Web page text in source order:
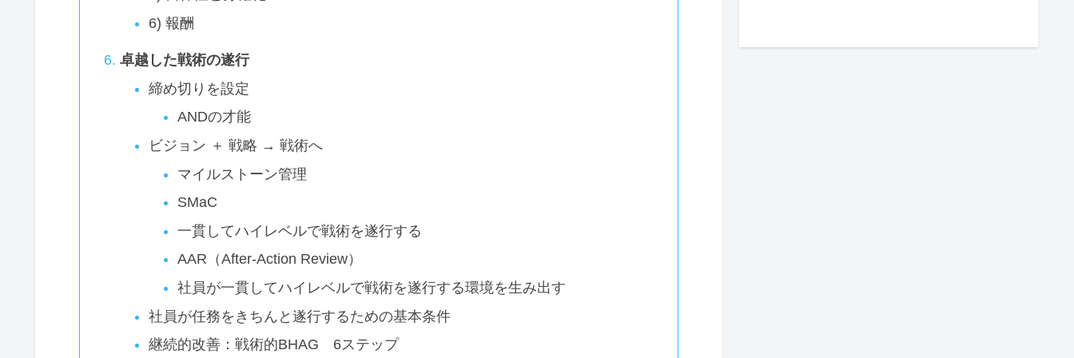
6) 報酬
卓越した戦術の遂行
締め切りを設定
ANDの才能
ビジョン ＋ 戦略 → 戦術へ
マイルストーン管理
SMaC
一貫してハイレベルで戦術を遂行する
AAR（After-Action Review）
社員が一貫してハイレベルで戦術を遂行する環境を生み出す
社員が任務をきちんと遂行するための基本条件
継続的改善：戦術的BHAG 6ステップ